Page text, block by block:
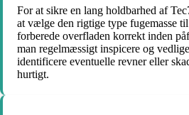
For at sikre en lang holdbarhed af
at vælge den rigtige type fugemasse
forberede overfladen korrekt inden
man regelmæssigt inspicere og
identificere eventuelle revner eller
hurtigt.